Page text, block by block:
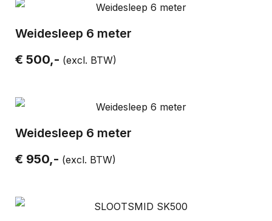
Weidesleep 6 meter
€ 500,- (excl. BTW)
Weidesleep 6 meter
€ 950,- (excl. BTW)